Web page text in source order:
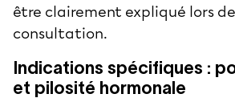
être clairement expliqué lors
consultation.
Indications spécifiques :
et pilosité hormonale